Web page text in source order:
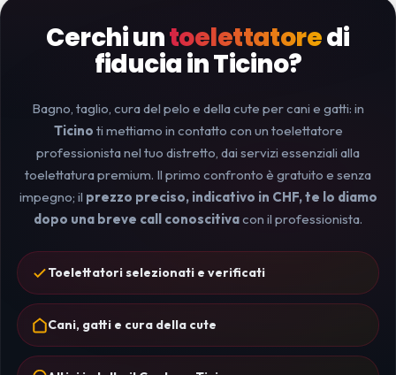
Cerchi untoelettatoredi
fiducia in Ticino?
Bagno, taglio, cura del pelo e della cute per cani e gatti: in
Ticino ti mettiamo in contatto con un toelettatore
professionista nel tuo distretto, dai servizi essenziali alla
toelettatura premium. Il primo confronto è gratuito e senza
impegno; il prezzo preciso, indicativo in CHF, te lo diamo
dopo una breve call conoscitivacon il professionista.
Toelettatori selezionati e verificati
Cani, gatti e cura della cute